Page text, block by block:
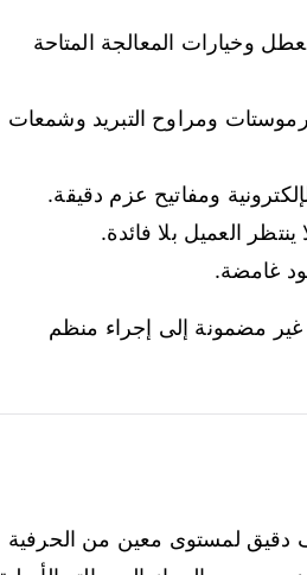
وخيارات المعالجة المتاحة
ومراوح التبريد وشمعات
ومفاتيح عزم دقيقة.
العميل بلا فائدة.
غامضة.
مضمونة إلى إجراء منظم
دقيق لمستوى معين من الحرفية